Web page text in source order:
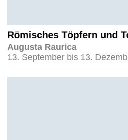
Römisches Töpfern und
Augusta Raurica
13. September bis 13.